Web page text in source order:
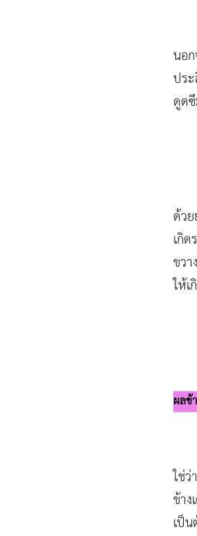
นอ
ปร
ดูด
ด้ว
เกิ
ขว
ให้
ผลข้
ใช่
ข้า
เป็